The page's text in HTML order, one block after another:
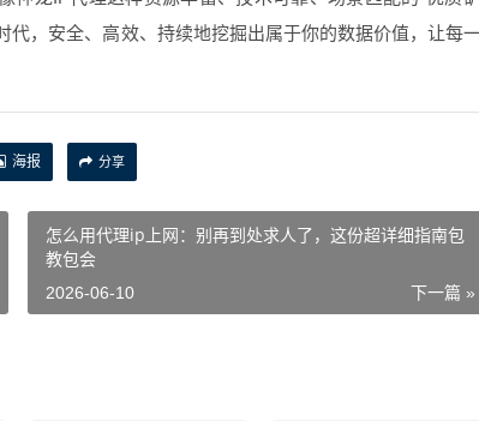
代，安全、高效、持续地挖掘出属于你的数据价值，让每
海报 分享
怎么用代理ip上网：别再到处求人了，这份超详细指南包
教包会
下一篇 »
2026-06-10